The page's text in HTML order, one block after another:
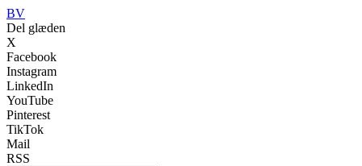
BV
Del glæden
X
Facebook
Instagram
LinkedIn
YouTube
Pinterest
TikTok
Mail
RSS